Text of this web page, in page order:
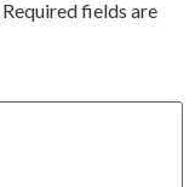
Required fields are